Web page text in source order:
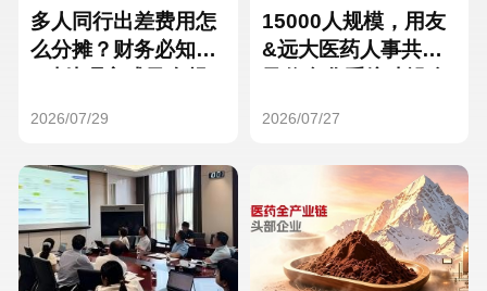
Hong Kong Macau
多人同行出差费用怎
么分摊？财务必知的
2026/07/29
15000人规模，用友
&远大医药人事共享
2026/07/27